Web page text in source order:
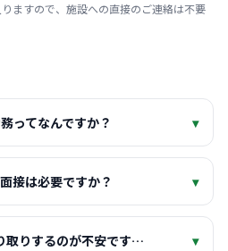
ますので、施設への直接のご連絡は不要
ってなんですか？ ▾
接は必要ですか？ ▾
取りするのが不安です… ▾